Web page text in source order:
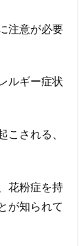
注意が必要
ルギー症状
される、
花粉症を持
が知られて